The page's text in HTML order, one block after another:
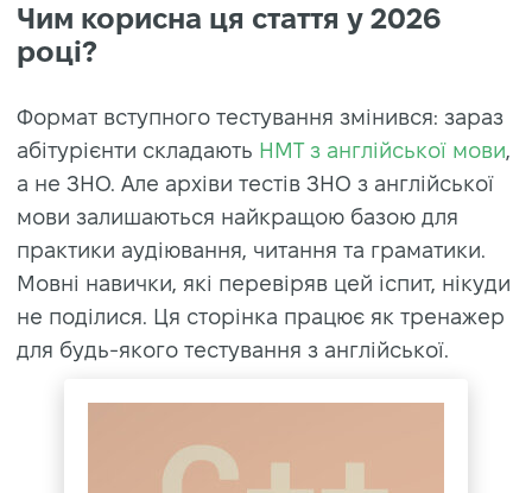
Чим корисна ця стаття у 2026
році?
Формат вступного тестування змінився: зараз
абітурієнти складають НМТ з англійської мови,
а не ЗНО. Але архіви тестів ЗНО з англійської
мови залишаються найкращою базою для
практики аудіювання, читання та граматики.
Мовні навички, які перевіряв цей іспит, нікуди
не поділися. Ця сторінка працює як тренажер
для будь-якого тестування з англійської.